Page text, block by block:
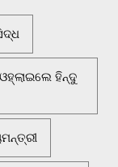
ହିନ୍ଦୁ